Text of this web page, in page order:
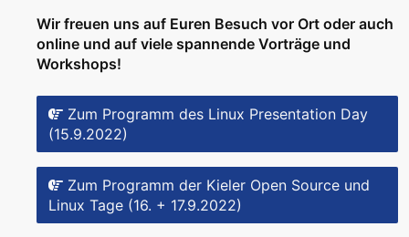
Wir freuen uns auf Euren Besuch vor Ort oder auch
online und auf viele spannende Vorträge und
Workshops!
Zum Programm des Linux Presentation Day
(15.9.2022)
Zum Programm der Kieler Open Source und
Linux Tage (16. + 17.9.2022)